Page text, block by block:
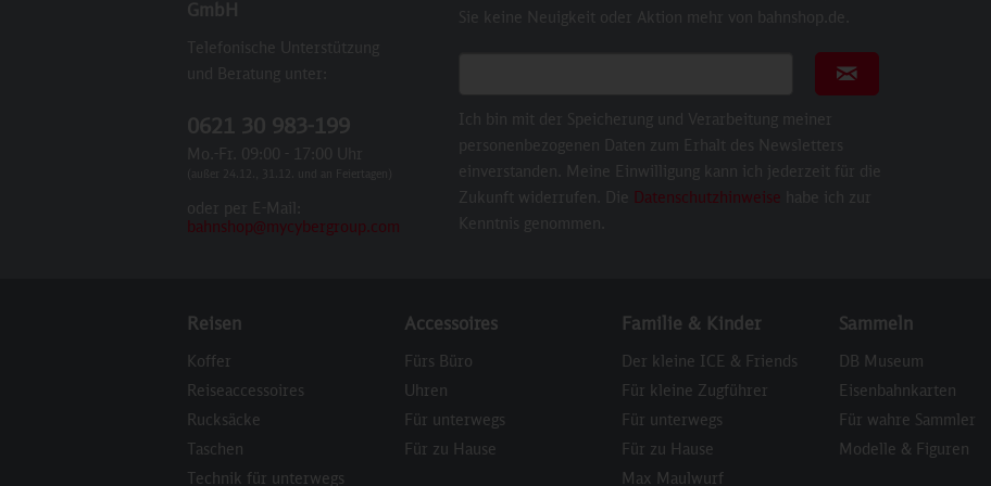
GmbH
Telefonische Unterstützung
und Beratung unter:
0621 30 983-199
Mo.-Fr. 09:00 - 17:00 Uhr
(außer 24.12., 31.12. und an Feiertagen)
oder per E-Mail:
bahnshop@mycybergroup.com
Sie keine Neuigkeit oder Aktion mehr von bahnshop.de.
Newsletter abonnieren
Ich bin mit der Speicherung und Verarbeitung meiner
personenbezogenen Daten zum Erhalt des Newsletters
einverstanden. Meine Einwilligung kann ich jederzeit für die
Zukunft widerrufen. Die Datenschutzhinweise habe ich zur
Kenntnis genommen.
Reisen
Koffer
Reiseaccessoires
Rucksäcke
Taschen
Technik für unterwegs
Accessoires
Fürs Büro
Uhren
Für unterwegs
Für zu Hause
Familie & Kinder
Der kleine ICE & Friends
Für kleine Zugführer
Für unterwegs
Für zu Hause
Max Maulwurf
Sammeln
DB Museum
Eisenbahnkarten
Für wahre Sammler
Modelle & Figuren